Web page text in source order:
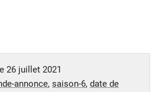
26 juillet 2021
annonce, saison-6, date de